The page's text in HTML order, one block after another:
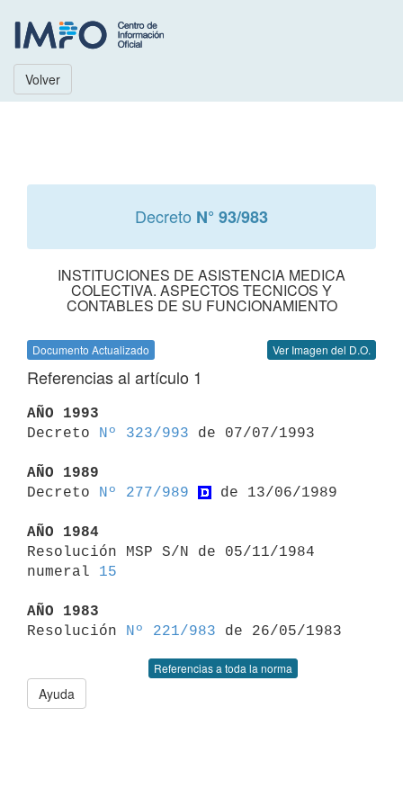
Volver
Decreto N° 93/983
INSTITUCIONES DE ASISTENCIA MEDICA
COLECTIVA. ASPECTOS TECNICOS Y
CONTABLES DE SU FUNCIONAMIENTO
Documento Actualizado Ver Imagen del D.O.
Referencias al artículo 1
AÑO 1993
Decreto
Nº 323/993 de 07/07/1993
AÑO 1989
Decreto
Nº 277/989 de 13/06/1989
AÑO 1984
Resolución MSP S/N de 05/11/1984
numeral 15
AÑO 1983
Resolución
Nº 221/983
Referencias a toda la norma
Ayuda